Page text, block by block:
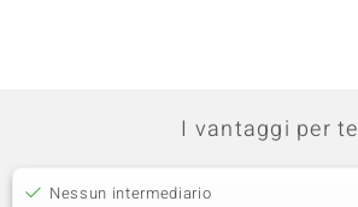
I vantaggi per te
Nessun intermediario